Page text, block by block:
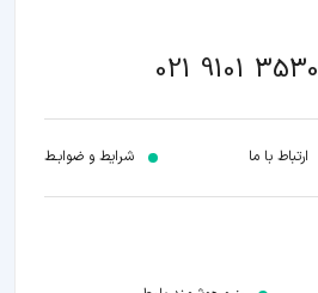
021 9101 3530
ارتباط با ما شرایط و ضوابـط